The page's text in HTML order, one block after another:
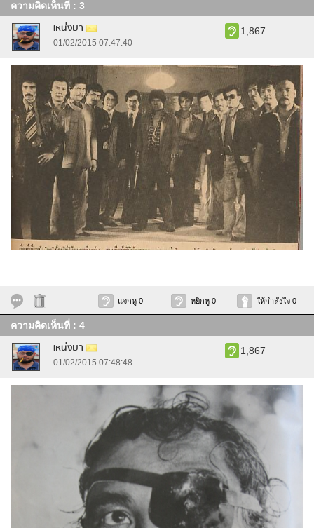
ความคิดเห็นที่ : 3
เหน่งบา
01/02/2015 07:47:40
1,867
แจกหู 0 หยิกหู 0 ให้กำลังใจ 0
ความคิดเห็นที่ : 4
เหน่งบา
01/02/2015 07:48:48
1,867